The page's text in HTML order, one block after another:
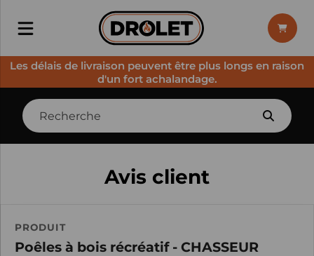
Les délais de livraison peuvent être plus longs en raison
d'un fort achalandage.
Avis client
PRODUIT
Poêles à bois récréatif - CHASSEUR